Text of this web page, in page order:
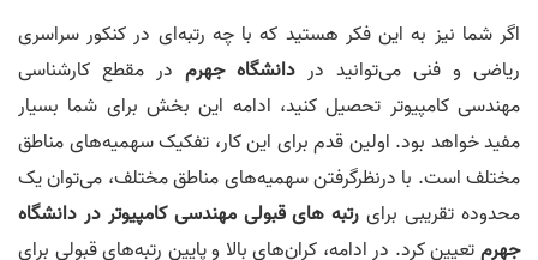
اگر شما نیز به این فکر هستید که با چه رتبه‌ای در کنکور سراسری
ریاضی و فنی می‌توانید در دانشگاه جهرم در مقطع کارشناسی
مهندسی کامپیوتر تحصیل کنید، ادامه این بخش برای شما بسیار
مفید خواهد بود. اولین قدم برای این کار، تفکیک سهمیه‌های مناطق
مختلف است. با درنظرگرفتن سهمیه‌های مناطق مختلف، می‌توان یک
محدوده تقریبی برای رتبه های قبولی مهندسی کامپیوتر در دانشگاه
جهرمتعیین کرد. در ادامه، کران‌های بالا و پایین رتبه‌های قبولی برای